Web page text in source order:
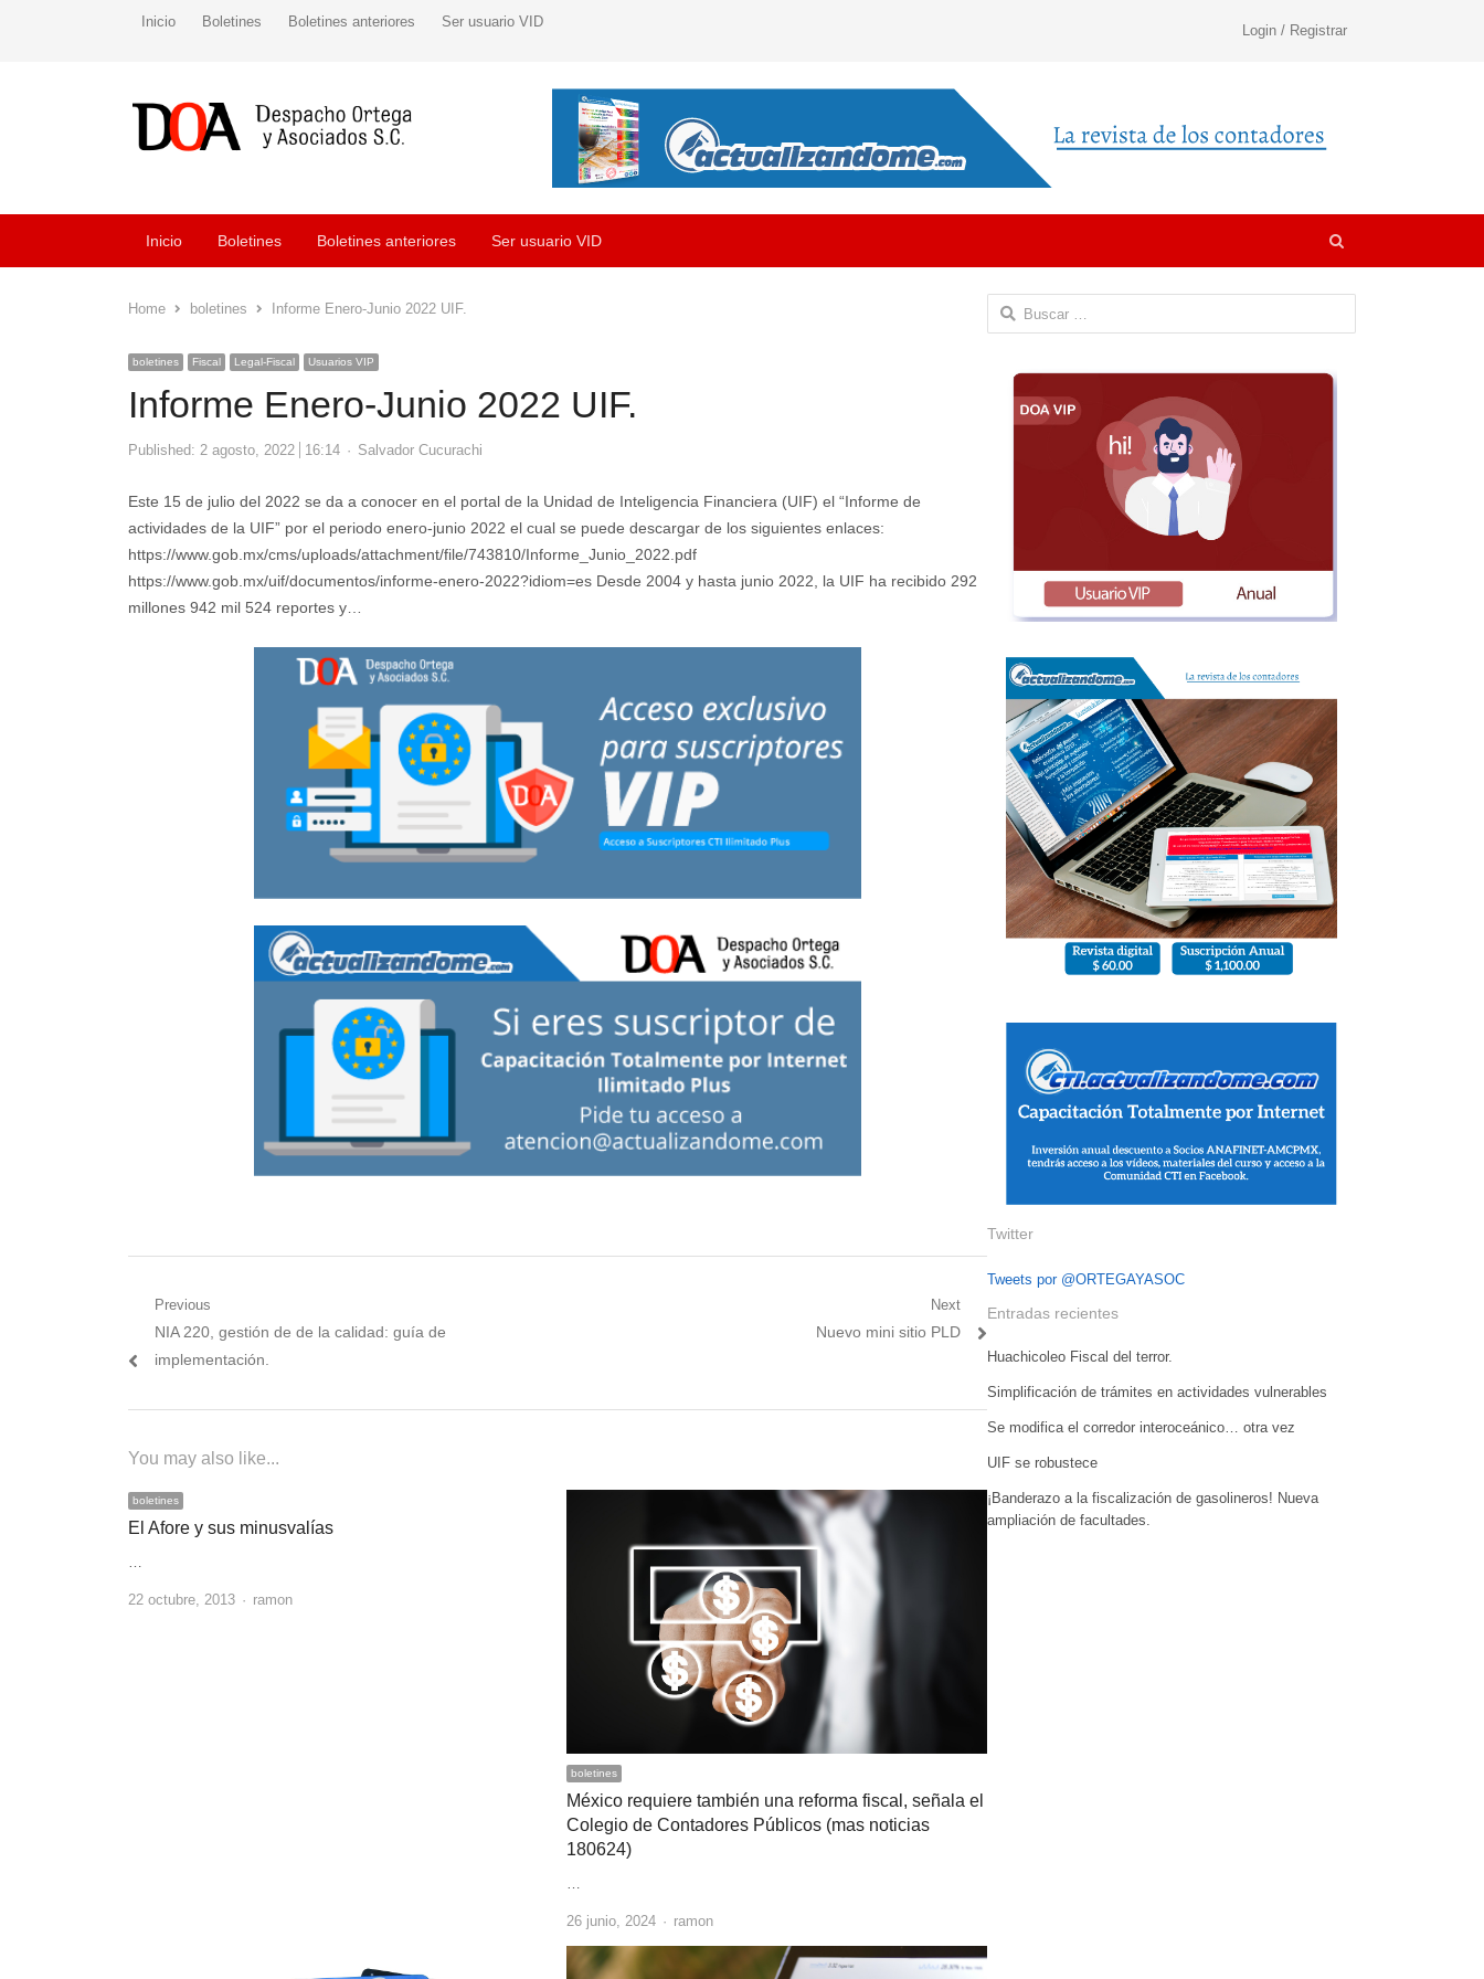
Inicio Boletines Boletines anteriores Ser usuario VID
Login / Registrar
Inicio Boletines Boletines anteriores Ser usuario VID
Home
boletines Informe Enero-Junio 2022 UIF.
boletines Fiscal Legal-Fiscal Usuarios VIP
Informe Enero-Junio 2022 UIF.
Published: 2 agosto, 2022 16:14 Author
Salvador Cucurachi
Este 15 de julio del 2022 se da a conocer en el portal de la Unidad de Inteligencia Financiera (UIF) el “Informe de
actividades de la UIF” por el periodo enero-junio 2022 el cual se puede descargar de los siguientes enlaces:
https://www.gob.mx/cms/uploads/attachment/file/743810/Informe_Junio_2022.pdf
https://www.gob.mx/uif/documentos/informe-enero-2022?idiom=es Desde 2004 y hasta junio 2022, la UIF ha recibido 292
millones 942 mil 524 reportes y…
Navegación
de
Previous
Previous
post:
NIA 220, gestión de de la calidad: guía de
implementación.
Next
Next
Nuevo mini sitio PLD
You may also like...
boletines
El Afore y sus minusvalías
…
22 octubre, 2013 Author
ramon
boletines
México requiere también una reforma fiscal, señala el
Colegio de Contadores Públicos (mas noticias
180624)
…
26 junio, 2024 Author
ramon
Buscar:
Twitter
Tweets por @ORTEGAYASOC
Entradas recientes
Huachicoleo Fiscal del terror.
Simplificación de trámites en actividades vulnerables
Se modifica el corredor interoceánico… otra vez
UIF se robustece
¡Banderazo a la fiscalización de gasolineros! Nueva
ampliación de facultades.